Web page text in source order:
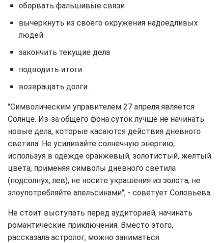
оборвать фальшивые связи
вычеркнуть из своего окружения надоедливых
людей
закончить текущие дела
подводить итоги
возвращать долги.
"Символическим управителем 27 апреля является
Солнце. Из-за общего фона суток лучше не начинать
новые дела, которые касаются действия дневного
светила. Не усиливайте солнечную энергию,
используя в одежде оранжевый, золотистый, желтый
цвета, применяя символы дневного светила
(подсолнух, лев), не носите украшения из золота, не
злоупотребляйте апельсинами", - советует Соловьева.
Не стоит выступать перед аудиторией, начинать
романтические приключения. Вместо этого,
рассказала астролог, можно заниматься